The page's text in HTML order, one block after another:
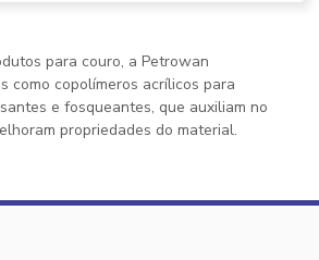
para couro, a Petrowan
como copolímeros acrílicos para
e fosqueantes, que auxiliam no
propriedades do material.